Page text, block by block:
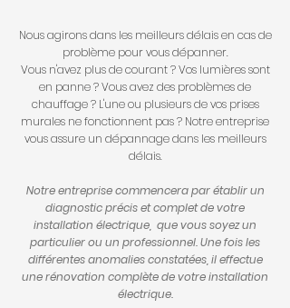
Nous agirons dans les meilleurs délais en cas de
problème pour vous dépanner.
Vous n'avez plus de courant ? Vos lumières sont
en panne ? Vous avez des problèmes de
chauffage ? L'une ou plusieurs de vos prises
murales ne fonctionnent pas ? Notre entreprise
vous assure un dépannage dans les meilleurs
délais.
Notre entreprise commencera par établir un
diagnostic précis et complet de votre
installation électrique, que vous soyez un
particulier ou un professionnel. Une fois les
différentes anomalies constatées, il effectue
une rénovation complète de votre installation
électrique.